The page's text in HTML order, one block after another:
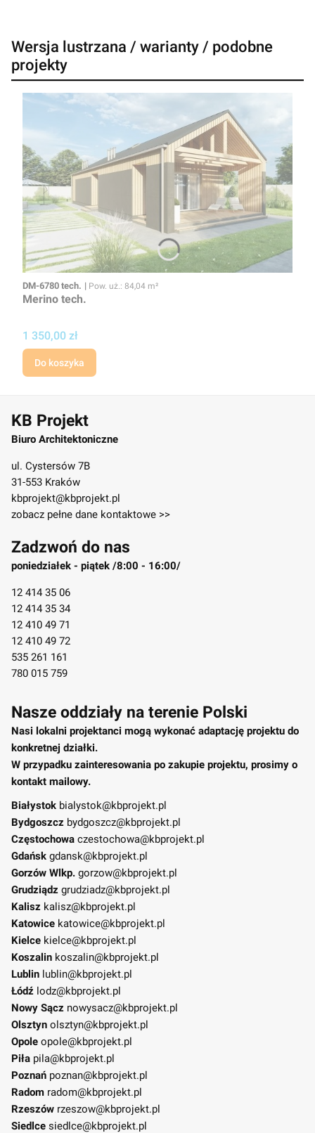
Wersja lustrzana / warianty / podobne
projekty
Kod
DM-6780 tech. Powierzchnia użytkowa
Pow. uż.: 84,04 m²
Merino tech.
Cena projektu
1 350,00 zł
Do koszyka
KB Projekt
Biuro Architektoniczne
ul. Cystersów 7B
31-553 Kraków
kbprojekt@kbprojekt.pl
zobacz pełne dane kontaktowe >>
Zadzwoń do nas
poniedziałek - piątek /8:00 - 16:00/
12 414 35 06
12 414 35 34
12 410 49 71
12 410 49 72
535 261 161
780 015 759
Nasze oddziały na terenie Polski
Nasi lokalni projektanci mogą wykonać adaptację projektu do
konkretnej działki.
W przypadku zainteresowania po zakupie projektu, prosimy o
kontakt mailowy.
Białystok bialystok@kbprojekt.pl
Bydgoszcz bydgoszcz@kbprojekt.pl
Częstochowa czestochowa@kbprojekt.pl
Gdańsk gdansk@kbprojekt.pl
Gorzów Wlkp. gorzow@kbprojekt.pl
Grudziądz grudziadz@kbprojekt.pl
Kalisz kalisz@kbprojekt.pl
Katowice katowice@kbprojekt.pl
Kielce kielce@kbprojekt.pl
Koszalin koszalin@kbprojekt.pl
Lublin lublin@kbprojekt.pl
Łódź lodz@kbprojekt.pl
Nowy Sącz nowysacz@kbprojekt.pl
Olsztyn olsztyn@kbprojekt.pl
Opole opole@kbprojekt.pl
Piła pila@kbprojekt.pl
Poznań poznan@kbprojekt.pl
Radom radom@kbprojekt.pl
Rzeszów rzeszow@kbprojekt.pl
Siedlce siedlce@kbprojekt.pl